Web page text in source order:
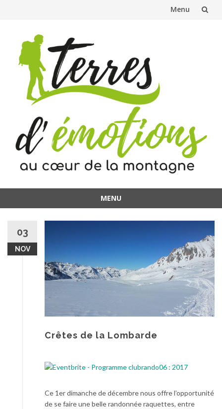
Menu
contenu
MENU
contenu
03
NOV
Crêtes de la Lombarde
Ce 1er dimanche de décembre nous offre l’opportunité
de se faire une belle randonnée raquettes, entre